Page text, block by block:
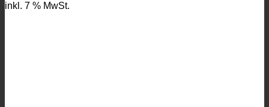
inkl. 7 % MwSt.